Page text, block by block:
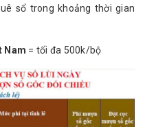
sổ trong khoảng thời gian
Nam = tối đa 500k/bộ